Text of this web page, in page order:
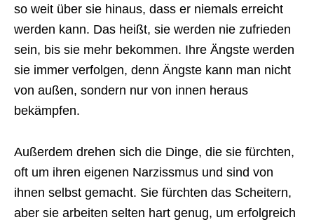
so weit über sie hinaus, dass er niemals erreicht
werden kann. Das heißt, sie werden nie zufrieden
sein, bis sie mehr bekommen. Ihre Ängste werden
sie immer verfolgen, denn Ängste kann man nicht
von außen, sondern nur von innen heraus
bekämpfen.
Außerdem drehen sich die Dinge, die sie fürchten,
oft um ihren eigenen Narzissmus und sind von
ihnen selbst gemacht. Sie fürchten das Scheitern,
aber sie arbeiten selten hart genug, um erfolgreich